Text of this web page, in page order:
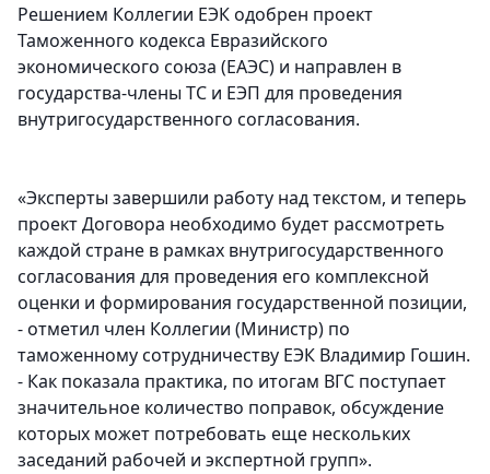
Решением Коллегии ЕЭК одобрен проект
Таможенного кодекса Евразийского
экономического союза (ЕАЭС) и направлен в
государства-члены ТС и ЕЭП для проведения
внутригосударственного согласования.
«Эксперты завершили работу над текстом, и теперь
проект Договора необходимо будет рассмотреть
каждой стране в рамках внутригосударственного
согласования для проведения его комплексной
оценки и формирования государственной позиции,
- отметил член Коллегии (Министр) по
таможенному сотрудничеству ЕЭК Владимир Гошин.
- Как показала практика, по итогам ВГС поступает
значительное количество поправок, обсуждение
которых может потребовать еще нескольких
заседаний рабочей и экспертной групп».